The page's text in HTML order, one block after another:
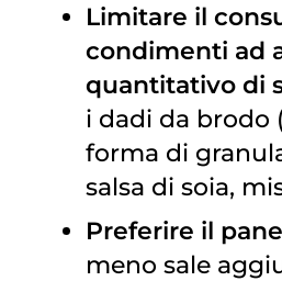
Limitare il
condimenti ad
quantitativo di
i dadi da brodo
forma di
salsa di soia,
Preferire il
meno sale